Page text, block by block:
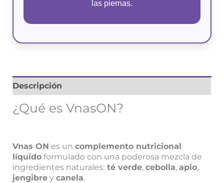
las piernas.
Descripción
¿Qué es VnasON?
Vnas ON es uncomplemento nutricional
líquido formulado con una poderosa mezcla de
ingredientes naturales: té verde,cebolla,apio,
jengibre ycanela.